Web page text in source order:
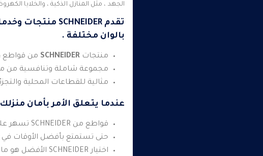
الجهد ، مثل المنازل الذكية ، والخلايا
تقدم SCHNEIDER منتجات
بالوان مختلفة .
منتجات SCHNEIDER من قواطع
مجموعة شاملة وتنافسية من
مثالية للقطاعات المحلية
عندما يتعلق الأمر بأمان
قواطع من SCHNEIDER تسهر على حماية عائلتك من تقلبات التيرا الكهربائي.
حتى تستمتع بأفضل الأوقات في
اختيار SCHNEIDER الأفضل هو ما يبدو عليه